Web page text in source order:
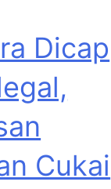
Dicap
Cukai